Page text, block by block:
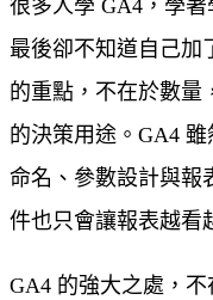
很多人學 GA4，學
最後卻不知道自己加
的重點，不在於數量
的決策用途。GA4
命名、參數設計與報
件也只會讓報表越看
GA4 的強大之處，